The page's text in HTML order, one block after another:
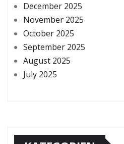
December 2025
November 2025
October 2025
September 2025
August 2025
July 2025